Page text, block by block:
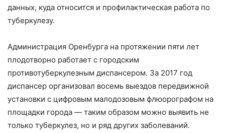
данных, куда относится и профилактическая работа по
туберкулезу.
Администрация Оренбурга на протяжении пяти лет
плодотворно работает с городским
противотуберкулезным диспансером. За 2017 год
диспансер организовал восемь выездов передвижной
установки с цифровым малодозовым флюорографом на
площадки города — таким образом можно выявить не
только туберкулез, но и ряд других заболеваний.